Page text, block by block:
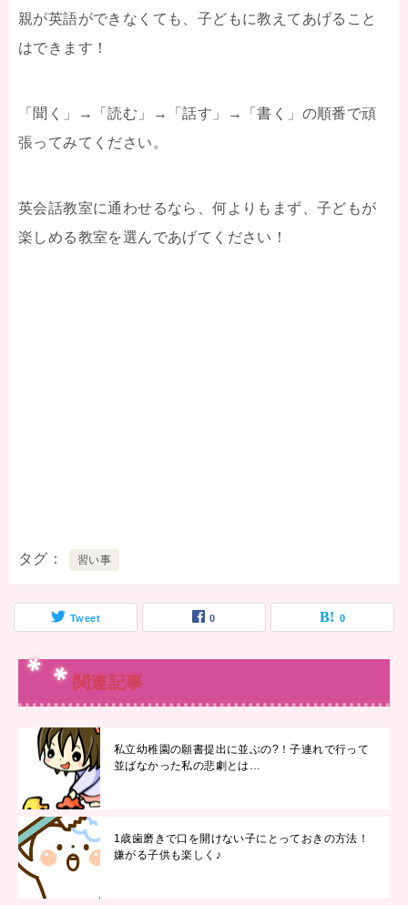
親が英語ができなくても、子どもに教えてあげること
はできます！
「聞く」→「読む」→「話す」→「書く」の順番で頑
張ってみてください。
英会話教室に通わせるなら、何よりもまず、子どもが
楽しめる教室を選んであげてください！
タグ 習い事
Tweet 0 0
関連記事
私立幼稚園の願書提出に並ぶの?！子連れで行って
並ばなかった私の悲劇とは…
1歳歯磨きで口を開けない子にとっておきの方法！
嫌がる子供も楽しく♪